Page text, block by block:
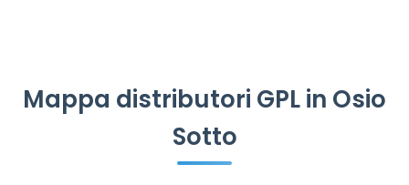
Mappa distributori GPL in Osio
Sotto